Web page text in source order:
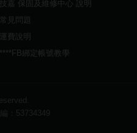
技嘉 保固及維修中心 說明
常見問題
運費說明
****FB綁定帳號教學